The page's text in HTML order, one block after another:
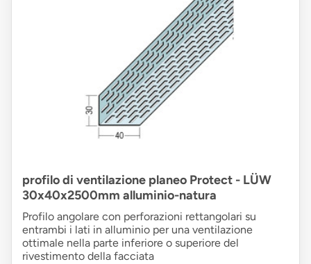
profilo di ventilazione planeo Protect - LÜW
30x40x2500mm alluminio-natura
Profilo angolare con perforazioni rettangolari su
entrambi i lati in alluminio per una ventilazione
ottimale nella parte inferiore o superiore del
rivestimento della facciata